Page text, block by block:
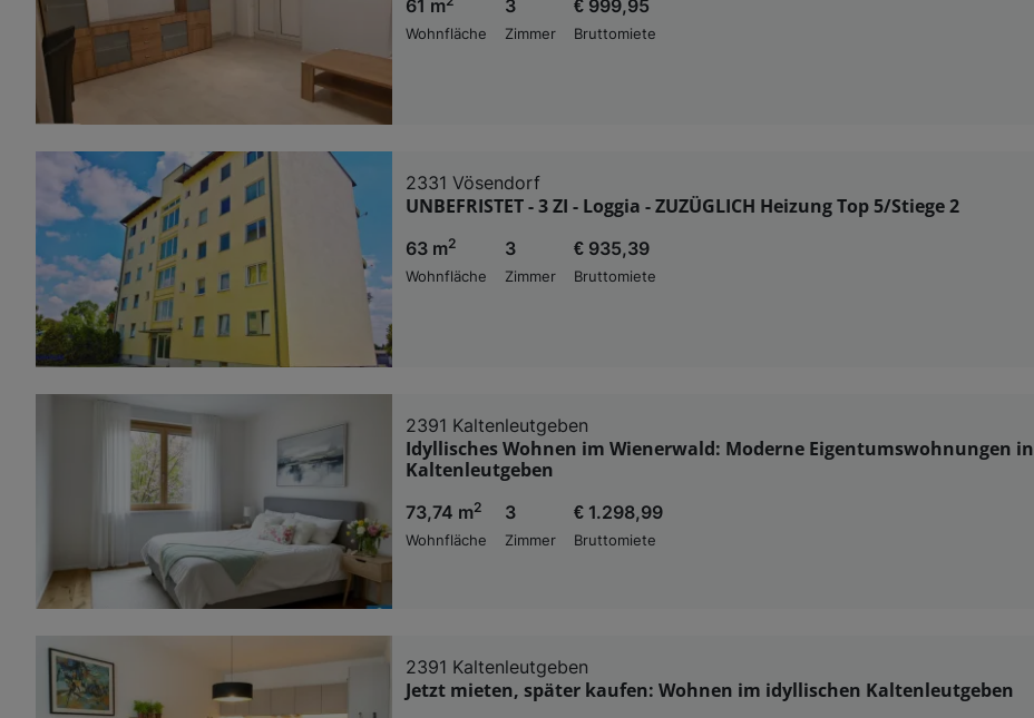
61 m
Wohnfläche
3
Zimmer
€ 999,95
Bruttomiete
2331 Vösendorf
UNBEFRISTET - 3 ZI - Loggia - ZUZÜGLICH Heizung Top 5/Stiege 2
63 m2
Wohnfläche
3
Zimmer
€ 935,39
Bruttomiete
2391 Kaltenleutgeben
Idyllisches Wohnen im Wienerwald: Moderne Eigentumswohnungen in
Kaltenleutgeben
73,74 m2
Wohnfläche
3
Zimmer
€ 1.298,99
Bruttomiete
2391 Kaltenleutgeben
Jetzt mieten, später kaufen: Wohnen im idyllischen Kaltenleutgeben